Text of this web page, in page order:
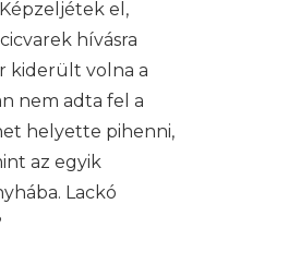
el,
hívásra
kiderült volna a
nem adta fel a
helyette pihenni,
az egyik
Lackó